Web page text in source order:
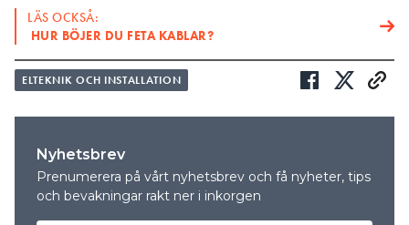
LÄS OCKSÅ:
HUR BÖJER DU FETA KABLAR?
ELTEKNIK OCH INSTALLATION
Nyhetsbrev
Prenumerera på vårt nyhetsbrev och få nyheter, tips
och bevakningar rakt ner i inkorgen